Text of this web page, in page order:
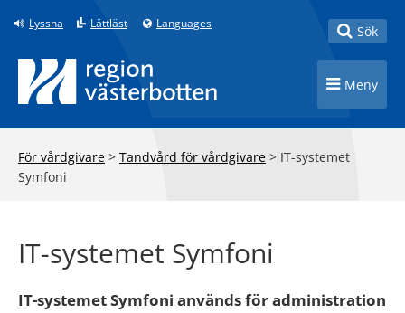
Till innehåll på sidan
Lyssna Lättläst Languages Toggle
Sök
Toggle
Meny
För vårdgivare > Tandvård för vårdgivare > IT-systemet
Symfoni
IT-systemet Symfoni
IT-systemet Symfoni används för administration